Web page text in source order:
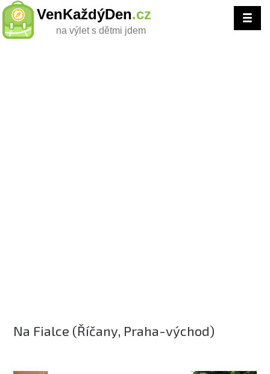
VenKaždýDen.cz
na výlet s dětmi jdem
Na Fialce (Říčany, Praha-východ)